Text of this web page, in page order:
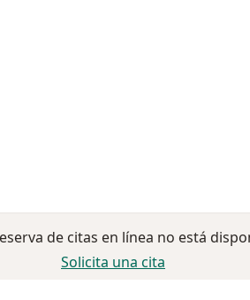
de citas en línea no está
Solicita una cita